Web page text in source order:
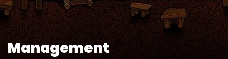
Management